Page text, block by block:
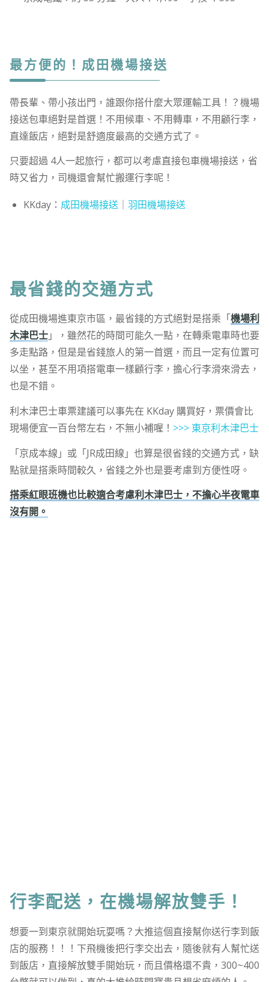
最方便的！成田機場接送
帶長輩、帶小孩出門，誰跟你搭什麼大眾運輸工具！？機場
接送包車絕對是首選！不用候車、不用轉車，不用顧行李，
直達飯店，絕對是舒適度最高的交通方式了。
只要超過 4人一起旅行，都可以考慮直接包車機場接送，省
時又省力，司機還會幫忙搬運行李呢！
KKday： 成田機場接送 羽田機場接送
最省錢的交通方式
從成田機場進東京市區，最省錢的方式絕對是搭乘「機場利
木津巴士」，雖然花的時間可能久一點，在轉乘電車時也要
多走點路，但是是省錢旅人的第一首選，而且一定有位置可
以坐，甚至不用項搭電車一樣顧行李，擔心行李滑來滑去，
也是不錯。
利木津巴士車票建議可以事先在 KKday 購買好，票價會比
現場便宜一百台幣左右，不無小補喔！ >>> 東京利木津巴士
「京成本線」或「JR成田線」也算是很省錢的交通方式，缺
點就是搭乘時間較久，省錢之外也是要考慮到方便性呀。
搭乘紅眼班機也比較適合考慮利木津巴士，不擔心半夜電車
沒有開。
行李配送，在機場解放雙手！
想要一到東京就開始玩耍嗎？大推這個直接幫你送行李到飯
店的服務！！！下飛機後把行李交出去，隨後就有人幫忙送
到飯店，直接解放雙手開始玩，而且價格還不貴，300~400